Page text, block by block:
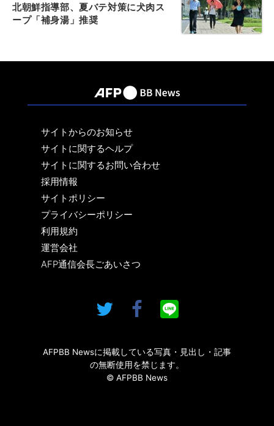
北朝鮮指導部、夏バテ対策に犬肉ス
ープ「補身湯」推奨
サイトからのお知らせ
サイトに関するヘルプ
サイトに関するお問い合わせ
採用情報
サイトポリシー
プライバシーポリシー
利用規約
運営会社
AFP通信会長ごあいさつ
AFPBB Newsに掲載している写真・見出し・記事
の無断使用を禁じます。
© AFPBB News